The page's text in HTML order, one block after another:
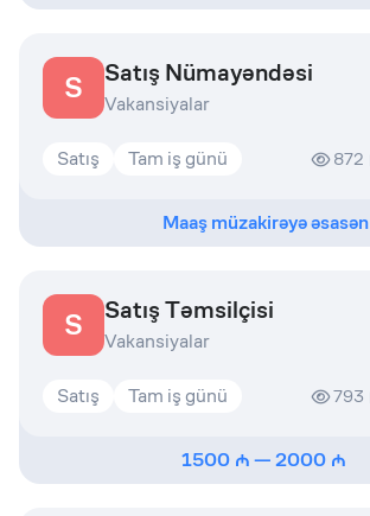
S Satış Nümayəndəsi
Vakansiyalar
Satış Tam iş günü 872
Maaş müzakirəyə əsasən
S Satış Təmsilçisi
Vakansiyalar
Satış Tam iş günü 793
1500 —2000